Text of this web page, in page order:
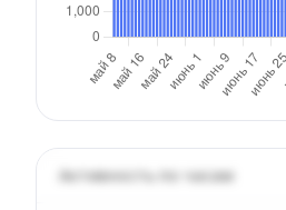
Активность по часам